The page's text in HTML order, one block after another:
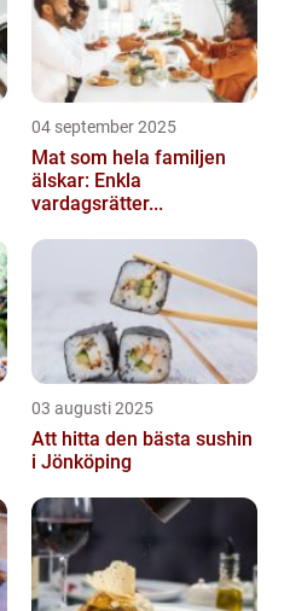
04 september 2025
Mat som hela familjen
älskar: Enkla
vardagsrätter...
03 augusti 2025
Att hitta den bästa sushin
i Jönköping